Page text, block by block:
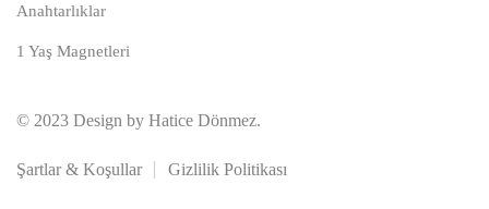
Anahtarlıklar
1 Yaş Magnetleri
© 2023 Design by Hatice Dönmez.
Şartlar & Koşullar Gizlilik Politikası